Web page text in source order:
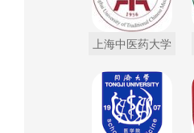
上海中医药大学